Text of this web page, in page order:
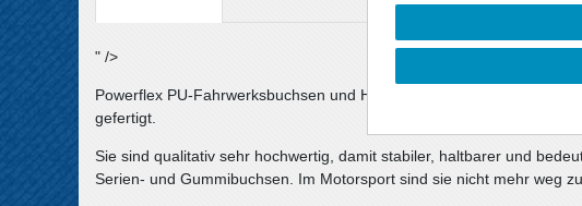
" />
Powerflex PU-Fahrwerksbuchsen und Halterungen sind aus dem
gefertigt.
Sie sind qualitativ sehr hochwertig, damit stabiler, haltbarer und
Serien- und Gummibuchsen. Im Motorsport sind sie nicht mehr weg